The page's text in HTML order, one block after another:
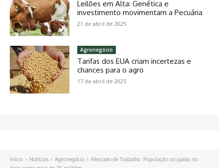
Leilões em Alta: Genética e
investimento movimentam a Pecuária
21 de abril de 2025
Agronegócio
Tarifas dos EUA criam incertezas e
chances para o agro
17 de abril de 2025